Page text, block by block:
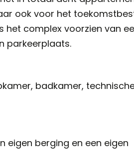
ook voor het
het complex voorzien van
parkeerplaats.
badkamer,
eigen berging en een eigen